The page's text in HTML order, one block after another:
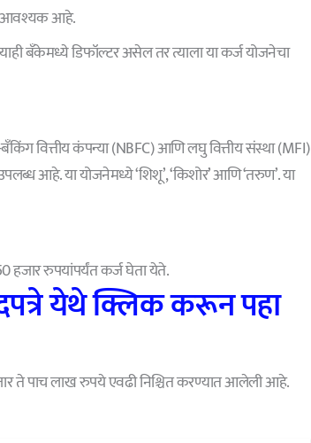
आवश्यक आहे.
बँकेमध्ये डिफॉल्टर असेल तर त्याला या कर्ज योजनेचा
बँकिंग वित्तीय कंपन्या (NBFC) आणि लघु वित्तीय संस्था (MFI)
आहे. या योजनेमध्ये ‘शिशू’, ‘किशोर’ आणि ‘तरुण’. या
हजार रुपयांपर्यंत कर्ज घेता येते.
येथे क्लिक करून पहा
ते पाच लाख रुपये एवढी निश्चित करण्यात आलेली आहे.